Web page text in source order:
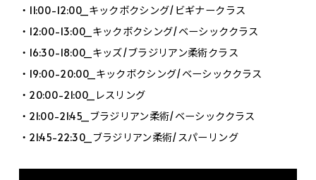
・11:00-12:00_キックボクシング/ビギナークラス
・12:00-13:00_キックボクシング/ベーシッククラス
・16:30-18:00_キッズ/ブラジリアン柔術クラス
・19:00-20:00_キックボクシング/ベーシッククラス
・20:00-21:00_レスリング
・21:00-21:45_ブラジリアン柔術/ベーシッククラス
・21:45-22:30_ブラジリアン柔術/スパーリング